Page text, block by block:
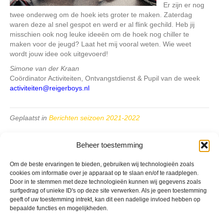
Beheer toestemming
Om de beste ervaringen te bieden, gebruiken wij technologieën zoals
cookies om informatie over je apparaat op te slaan en/of te raadplegen.
Door in te stemmen met deze technologieën kunnen wij gegevens zoals
surfgedrag of unieke ID's op deze site verwerken. Als je geen toestemming
geeft of uw toestemming intrekt, kan dit een nadelige invloed hebben op
bepaalde functies en mogelijkheden.
Er zijn er nog
twee onderweg om de hoek iets groter te maken. Zaterdag
waren deze al snel gespot en werd er al flink gechild. Heb jij
misschien ook nog leuke ideeën om de hoek nog chiller te
maken voor de jeugd? Laat het mij vooral weten. Wie weet
wordt jouw idee ook uitgevoerd!
Simone van der Kraan
Coördinator Activiteiten, Ontvangstdienst & Pupil van de week
activiteiten@reigerboys.nl
Geplaatst in Berichten seizoen 2021-2022
VV Reiger Boys
De Wending, Lotte Beesedijk 1
1705 NA Heerhugowaard